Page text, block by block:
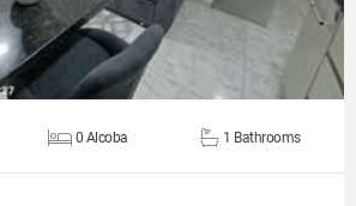
0 Alcoba 1 Bathrooms